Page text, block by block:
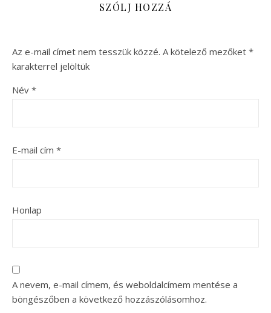
SZÓLJ HOZZÁ
Az e-mail címet nem tesszük közzé. A kötelező mezőket *
karakterrel jelöltük
Név *
E-mail cím *
Honlap
A nevem, e-mail címem, és weboldalcímem mentése a
böngészőben a következő hozzászólásomhoz.